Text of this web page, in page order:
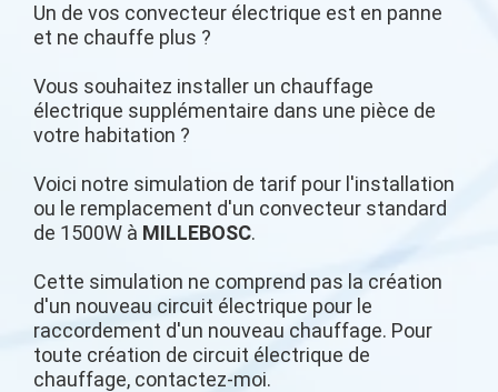
Un de vos convecteur électrique est en panne
et ne chauffe plus ?
Vous souhaitez installer un chauffage
électrique supplémentaire dans une pièce de
votre habitation ?
Voici notre simulation de tarif pour l'installation
ou le remplacement d'un convecteur standard
de 1500W à MILLEBOSC.
Cette simulation ne comprend pas la création
d'un nouveau circuit électrique pour le
raccordement d'un nouveau chauffage. Pour
toute création de circuit électrique de
chauffage, contactez-moi.